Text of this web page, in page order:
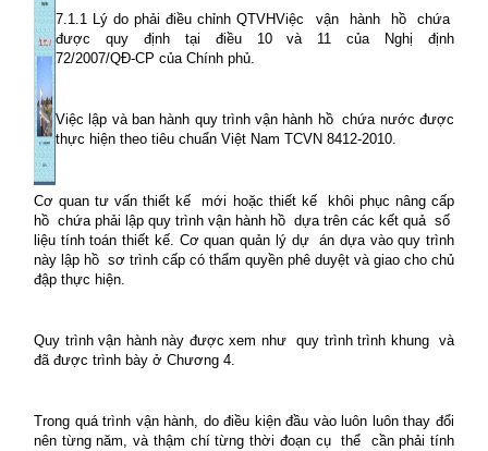
7.1.1 Lý do phải điều chỉnh QTVHViệc vận hành hồ
chứa
được
quy định tại điều 10 và 11 của Nghị
định
72/2007/QĐ-CP của Chính phủ.
Việc lập và ban hành quy trình vận hành hồ chứa nước được
thực hiện theo tiêu chuẩn Việt Nam TCVN 8412-2010.
Cơ quan tư vấn thiết kế mới hoặc thiết kế
khôi phục nâng cấp
hồ chứa phải lập quy trình vận hành hồ dựa trên các kết quả số
liệu tính toán thiết kế. Cơ quan quản lý dự
án dựa vào quy trình
này lập hồ sơ trình cấp có thẩm quyền phê duyệt và giao cho chủ
đập thực hiện.
Quy trình vận hành này được xem như quy trình trình khung
và
đã được trình bày ở Chương 4.
Trong quá trình vận hành, do điều kiện đầu vào luôn luôn thay đổi
nên từng năm, và thậm chí từng thời đoạn cụ
thể
cần phải tính